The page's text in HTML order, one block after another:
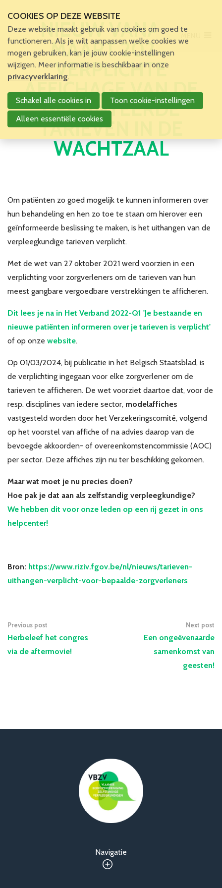
NIEUW VANAF 1
MAART 2024:
VERPLICHTE
AFFICHAGE VAN DE
GEHANTEERDE
TARIEVEN IN DE
WACHTZAAL
Om patiënten zo goed mogelijk te kunnen informeren over
hun behandeling en hen zo toe te staan om hierover een
geïnformeerde beslissing te maken, is het uithangen van de
verpleegkundige tarieven verplicht.
Met de wet van 27 oktober 2021 werd voorzien in een
verplichting voor zorgverleners om de tarieven van hun
meest gangbare vergoedbare verstrekkingen te afficheren.
Dit lees je na in Het Verband 2022-Q1 'Je bestaande en
nieuwe patiënten informeren over je tarieven is verplicht'
of op onze website.
Op 01/03/2024, bij publicatie in het Belgisch Staatsblad, is
de verplichting ingegaan voor elke zorgverlener om de
tarieven te afficheren. De wet voorziet daartoe dat, voor de
resp. disciplines van iedere sector, modelaffiches
vastgesteld worden door het Verzekeringscomité, volgend
op het voorstel van affiche of na advies daarop van de
bevoegde akkoorden- of overeenkomstencommissie (AOC)
per sector. Deze affiches zijn nu ter beschikking gekomen.
Maar wat moet je nu precies doen?
Hoe pak je dat aan als zelfstandig verpleegkundige?
We hebben dit voor onze leden op een rij gezet in ons
helpcenter!
Bron: https://www.riziv.fgov.be/nl/nieuws/tarieven-
uithangen-verplicht-voor-bepaalde-zorgverleners
Previous post
Herbeleef het congres
via de aftermovie!
Next post
Een ongeëvenaarde
samenkomst van
geesten!
Navigatie
Main Menu
Home
Voor patiënten en zorgverleners
Verpleegkundigen
VBZV Helpcenter
Nieuws
Zoekertjes
Tijdschrift
Jaarlijks Congres
Over VBZV
Lid worden
Account
COOKIES OP DEZE WEBSITE
Deze website maakt gebruik van cookies om goed te
functioneren. Als je wilt aanpassen welke cookies we
mogen gebruiken, kan je jouw cookie-instellingen
wijzigen. Meer informatie is beschikbaar in onze
privacyverklaring.
Schakel alle cookies in
Toon cookie-instellingen
Alleen essentiële cookies